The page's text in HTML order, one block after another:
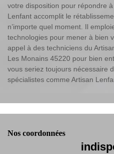
votre disposition pour répondre
Lenfant accomplit le
n’importe quel moment. Il
technologies pour mener à bien
appel à des techniciens du
Les Monains 45220 pour bien
vous seriez toujours nécessaire
spécialistes comme Artisan
Nos coordonnées